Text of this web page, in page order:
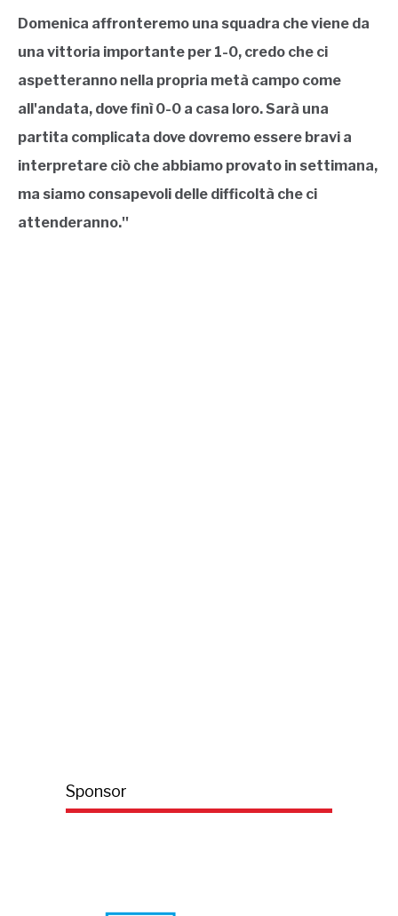
Domenica affronteremo una squadra che viene da
una vittoria importante per 1-0, credo che ci
aspetteranno nella propria metà campo come
all'andata, dove finì 0-0 a casa loro. Sarà una
partita complicata dove dovremo essere bravi a
interpretare ciò che abbiamo provato in settimana,
ma siamo consapevoli delle difficoltà che ci
attenderanno.''
Sponsor